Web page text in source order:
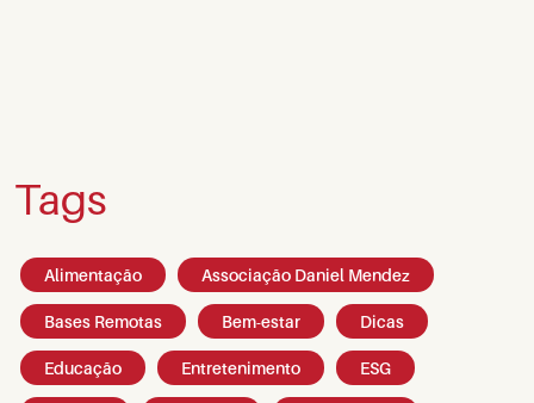
Tags
Alimentação Associação Daniel Mendez
Bases Remotas Bem-estar Dicas
Educação Entretenimento ESG